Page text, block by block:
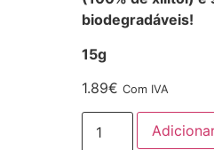
biodegradáveis!
15g
1.89€ Com IVA